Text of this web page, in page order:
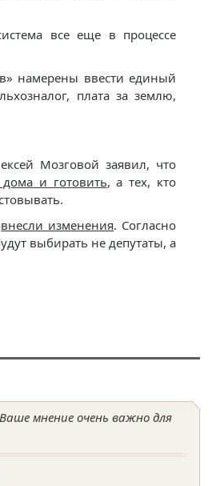
все еще в процессе
намерены ввести единый
плата за землю,
Мозговой заявил, что
и готовить, а тех, кто
внесли изменения. Согласно
выбирать не депутаты, а
мнение очень важно для